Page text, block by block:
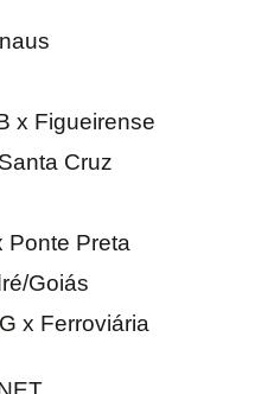
x Figueirense
Cruz
Ponte Preta
Goiás
x Ferroviária